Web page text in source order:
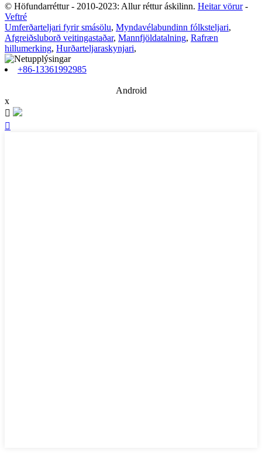
© Höfundarréttur - 2010-2023: Allur réttur áskilinn. Heitar vörur-
Veftré
Umferðarteljari fyrir smásölu, Myndavélabundinn fólksteljari,
Afgreiðsluborð veitingastaðar, Mannfjöldatalning, Rafræn
hillumerking, Hurðarteljaraskynjari,
+86-13361992985
Android
x

